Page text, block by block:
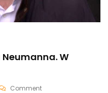
W
CommentOn